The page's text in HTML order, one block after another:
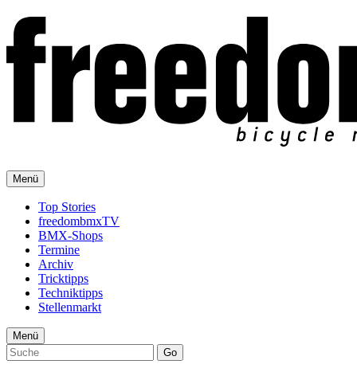
Menü
Top Stories
freedombmxTV
BMX-Shops
Termine
Archiv
Tricktipps
Techniktipps
Stellenmarkt
Menü
Go